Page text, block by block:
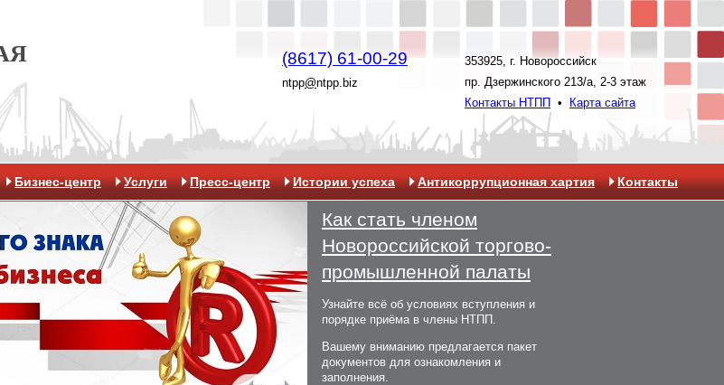
(8617) 61-00-29
ntpp@ntpp.biz
353925, г. Новороссийск
пр. Дзержинского 213/а, 2-3 этаж
Контакты НТПП
• Карта сайта
Бизнес-центр Услуги Пресс-центр Истории успеха Антикоррупционная хартия Контакты
Как стать членом
Новороссийской торгово-
промышленной палаты
Узнайте всё об условиях вступления и
порядке приёма в члены НТПП.
Вашему вниманию предлагается пакет
документов для ознакомления и
заполнения.